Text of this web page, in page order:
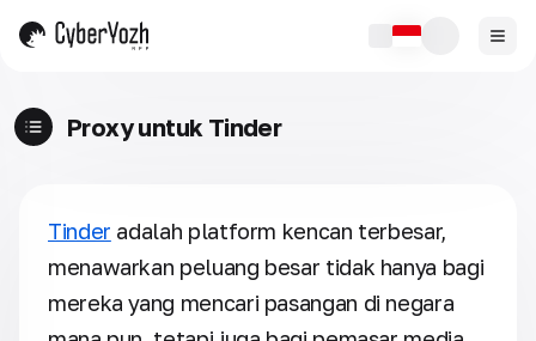
Proxy untuk Tinder
Tinder adalah platform kencan terbesar,
menawarkan peluang besar tidak hanya bagi
mereka yang mencari pasangan di negara